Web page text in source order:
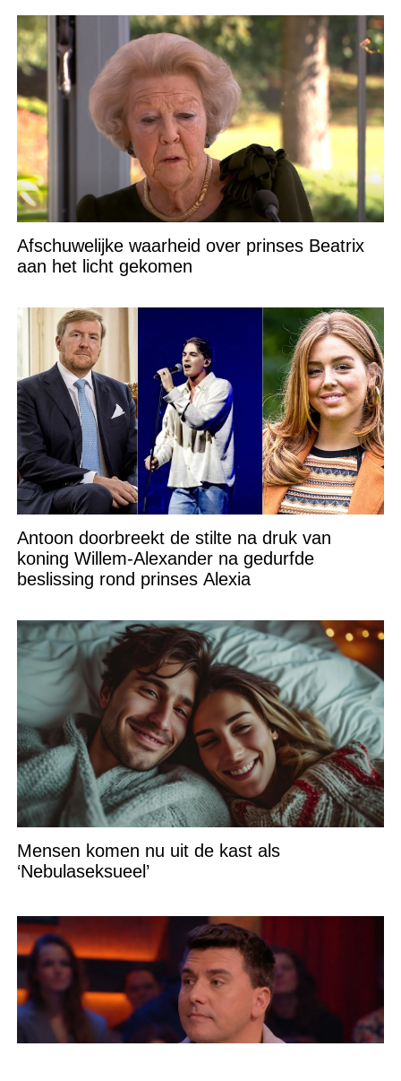
Afschuwelijke waarheid over prinses Beatrix
aan het licht gekomen
Antoon doorbreekt de stilte na druk van
koning Willem-Alexander na gedurfde
beslissing rond prinses Alexia
Mensen komen nu uit de kast als
‘Nebulaseksueel’